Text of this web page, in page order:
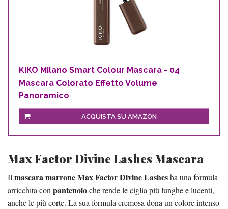
KIKO Milano Smart Colour Mascara - 04
Mascara Colorato Effetto Volume
Panoramico
ACQUISTA SU AMAZON
Max Factor Divine Lashes Mascara
Il mascara marrone Max Factor Divine Lashesha una formula
arricchita con pantenoloche rende le ciglia più lunghe e lucenti,
anche le più corte. La sua formula cremosa dona un colore intenso